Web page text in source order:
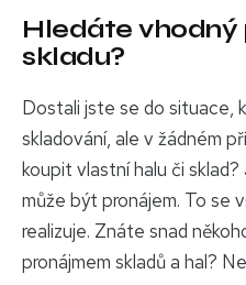
Hledáte vhodný
skladu?
Dostali jste se do situace,
skladování, ale v žádném
koupit vlastní halu či
může být pronájem. To se
realizuje. Znáte snad
pronájmem skladů a hal?